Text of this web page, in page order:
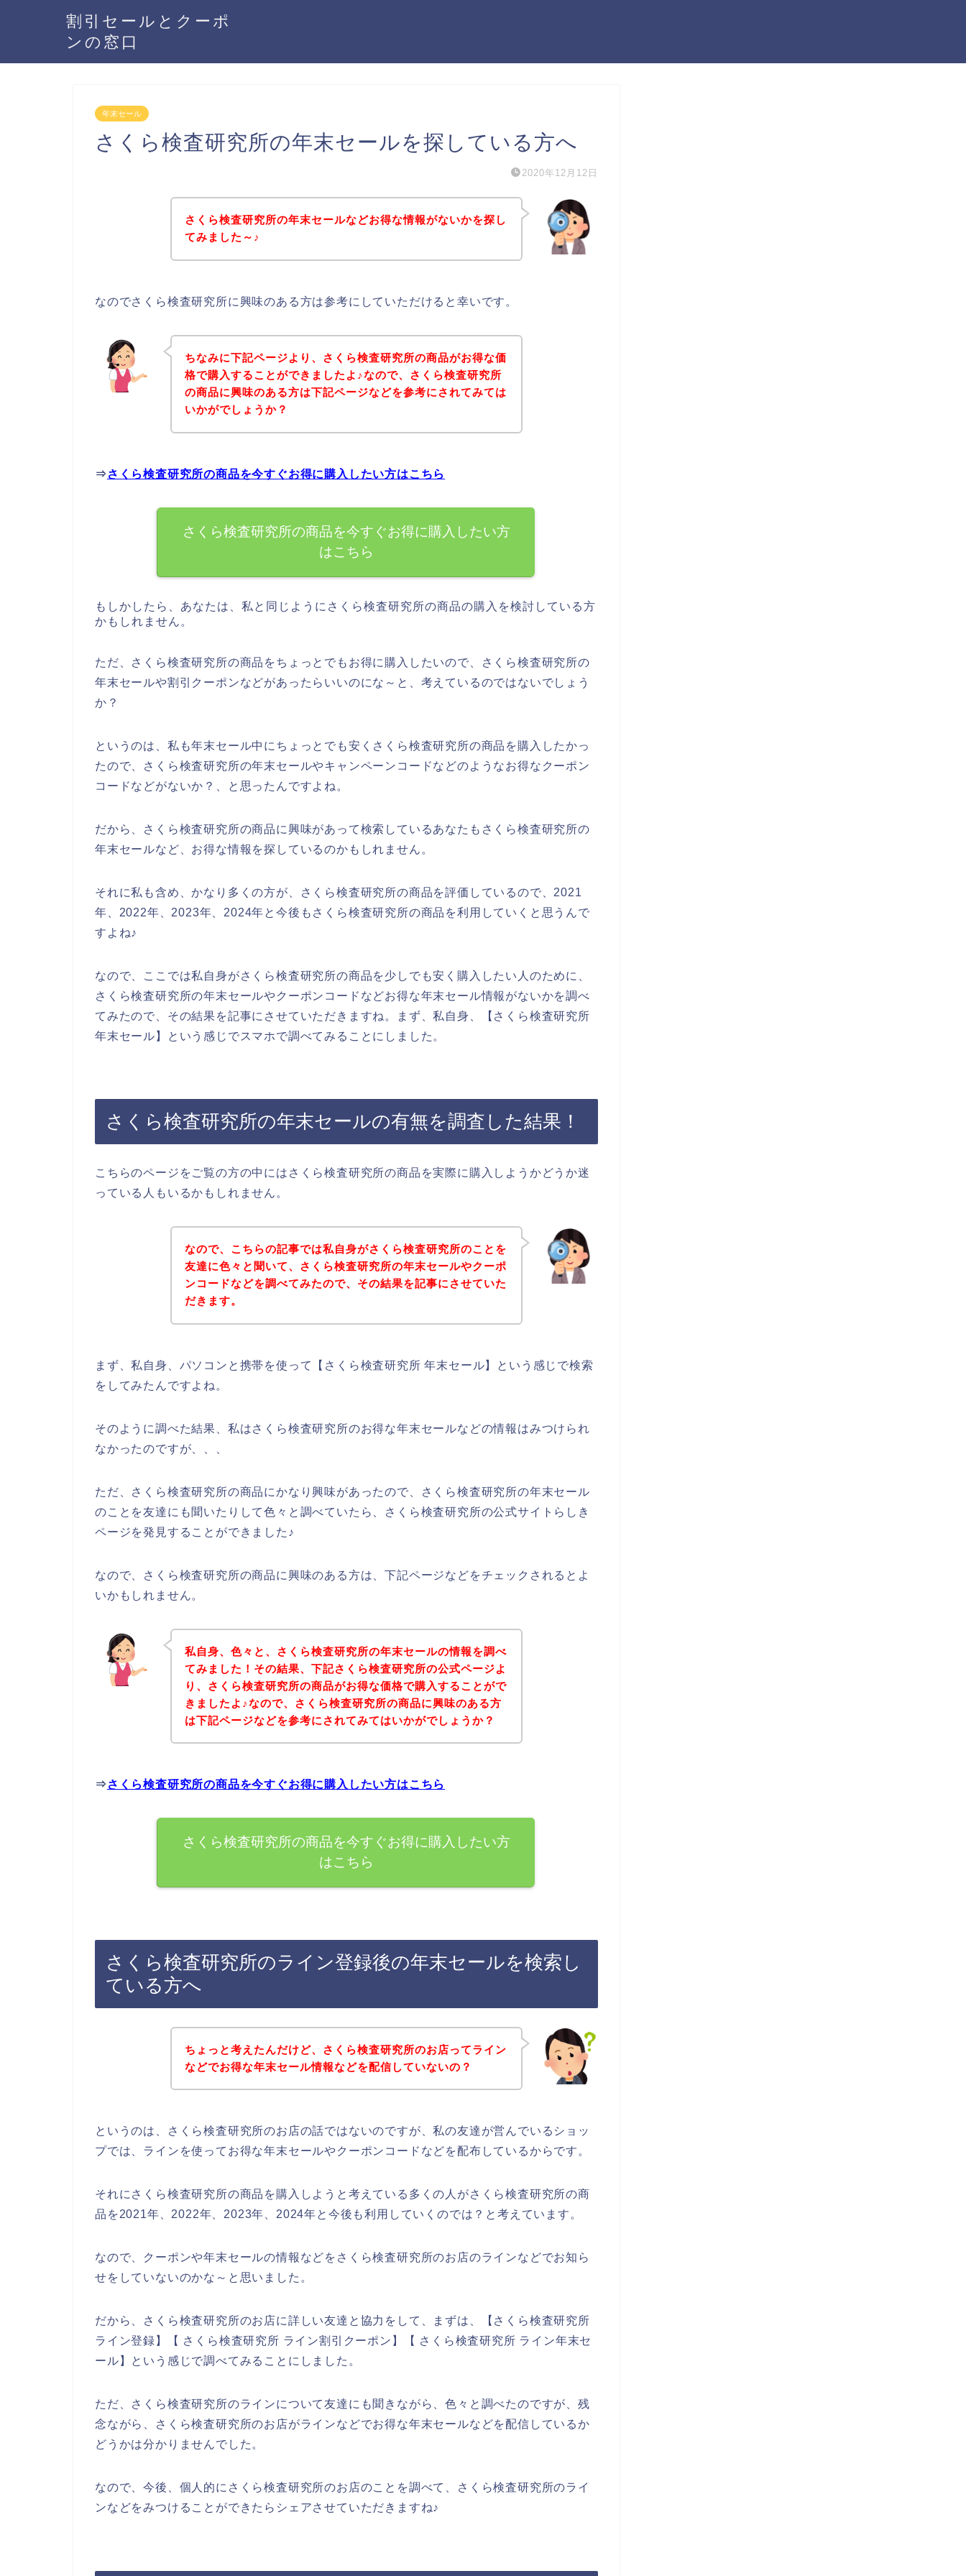
割引セールとクーポ
ンの窓口
年末セール
さくら検査研究所の年末セールを探している方へ
2020年12月12日
さくら検査研究所の年末セールなどお得な情報がないかを探し
てみました～♪
なのでさくら検査研究所に興味のある方は参考にしていただけると幸いです。
ちなみに下記ページより、さくら検査研究所の商品がお得な価
格で購入することができましたよ♪なので、さくら検査研究所
の商品に興味のある方は下記ページなどを参考にされてみては
いかがでしょうか？
⇒ さくら検査研究所の商品を今すぐお得に購入したい方はこちら
さくら検査研究所の商品を今すぐお得に購入したい方
はこちら
もしかしたら、あなたは、私と同じようにさくら検査研究所の商品の購入を検討している方
かもしれません。
ただ、さくら検査研究所の商品をちょっとでもお得に購入したいので、さくら検査研究所の
年末セールや割引クーポンなどがあったらいいのにな～と、考えているのではないでしょう
か？
というのは、私も年末セール中にちょっとでも安くさくら検査研究所の商品を購入したかっ
たので、さくら検査研究所の年末セールやキャンペーンコードなどのようなお得なクーポン
コードなどがないか？、と思ったんですよね。
だから、さくら検査研究所の商品に興味があって検索しているあなたもさくら検査研究所の
年末セールなど、お得な情報を探しているのかもしれません。
それに私も含め、かなり多くの方が、さくら検査研究所の商品を評価しているので、2021
年、2022年、2023年、2024年と今後もさくら検査研究所の商品を利用していくと思うんで
すよね♪
なので、ここでは私自身がさくら検査研究所の商品を少しでも安く購入したい人のために、
さくら検査研究所の年末セールやクーポンコードなどお得な年末セール情報がないかを調べ
てみたので、その結果を記事にさせていただきますね。まず、私自身、【さくら検査研究所
年末セール】という感じでスマホで調べてみることにしました。
さくら検査研究所の年末セールの有無を調査した結果！
こちらのページをご覧の方の中にはさくら検査研究所の商品を実際に購入しようかどうか迷
っている人もいるかもしれません。
なので、こちらの記事では私自身がさくら検査研究所のことを
友達に色々と聞いて、さくら検査研究所の年末セールやクーポ
ンコードなどを調べてみたので、その結果を記事にさせていた
だきます。
まず、私自身、パソコンと携帯を使って【さくら検査研究所 年末セール】という感じで検索
をしてみたんですよね。
そのように調べた結果、私はさくら検査研究所のお得な年末セールなどの情報はみつけられ
なかったのですが、、、
ただ、さくら検査研究所の商品にかなり興味があったので、さくら検査研究所の年末セール
のことを友達にも聞いたりして色々と調べていたら、さくら検査研究所の公式サイトらしき
ページを発見することができました♪
なので、さくら検査研究所の商品に興味のある方は、下記ページなどをチェックされるとよ
いかもしれません。
私自身、色々と、さくら検査研究所の年末セールの情報を調べ
てみました！その結果、下記さくら検査研究所の公式ページよ
り、さくら検査研究所の商品がお得な価格で購入することがで
きましたよ♪なので、さくら検査研究所の商品に興味のある方
は下記ページなどを参考にされてみてはいかがでしょうか？
⇒ さくら検査研究所の商品を今すぐお得に購入したい方はこちら
さくら検査研究所の商品を今すぐお得に購入したい方
はこちら
さくら検査研究所のライン登録後の年末セールを検索し
ている方へ
ちょっと考えたんだけど、さくら検査研究所のお店ってライン
などでお得な年末セール情報などを配信していないの？
というのは、さくら検査研究所のお店の話ではないのですが、私の友達が営んでいるショッ
プでは、ラインを使ってお得な年末セールやクーポンコードなどを配布しているからです。
それにさくら検査研究所の商品を購入しようと考えている多くの人がさくら検査研究所の商
品を2021年、2022年、2023年、2024年と今後も利用していくのでは？と考えています。
なので、クーポンや年末セールの情報などをさくら検査研究所のお店のラインなどでお知ら
せをしていないのかな～と思いました。
だから、さくら検査研究所のお店に詳しい友達と協力をして、まずは、【さくら検査研究所
ライン登録】【 さくら検査研究所 ライン割引クーポン】【 さくら検査研究所 ライン年末セ
ール】という感じで調べてみることにしました。
ただ、さくら検査研究所のラインについて友達にも聞きながら、色々と調べたのですが、残
念ながら、さくら検査研究所のお店がラインなどでお得な年末セールなどを配信しているか
どうかは分かりませんでした。
なので、今後、個人的にさくら検査研究所のお店のことを調べて、さくら検査研究所のライ
ンなどをみつけることができたらシェアさせていただきますね♪